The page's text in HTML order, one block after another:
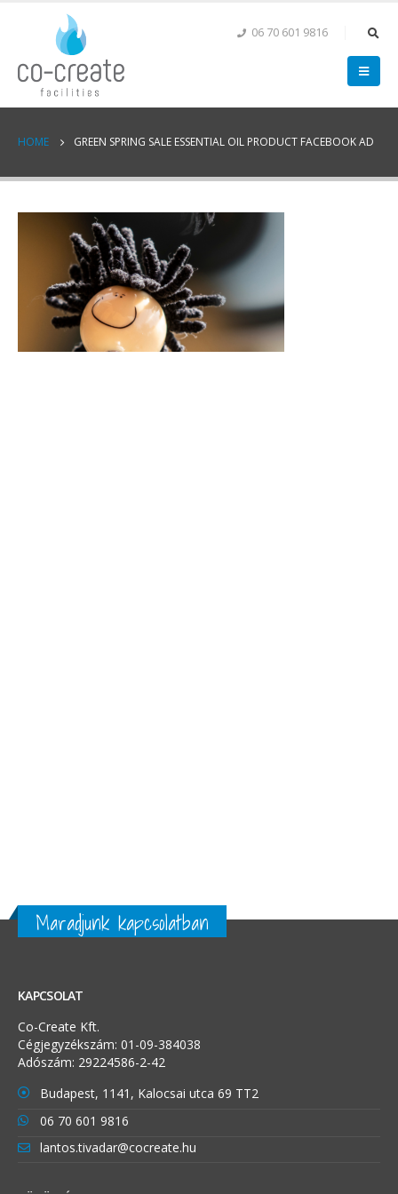
06 70 601 9816
HOME GREEN SPRING SALE ESSENTIAL OIL PRODUCT FACEBOOK AD
Maradjunk kapcsolatban
KAPCSOLAT
Co-Create Kft.
Cégjegyzékszám: 01-09-384038
Adószám: 29224586-2-42
Budapest, 1141, Kalocsai utca 69 TT2
06 70 601 9816
lantos.tivadar@cocreate.hu